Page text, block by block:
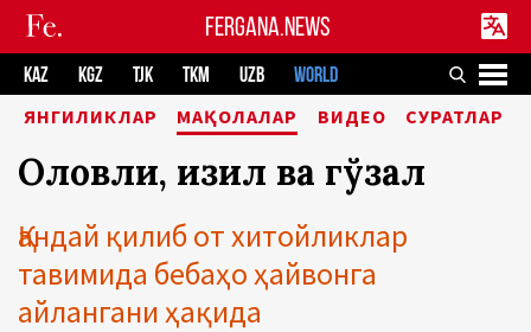
FERGANA.NEWS
KAZ KGZ TJK TKM UZB WORLD
ЯНГИЛИКЛАР МАҚОЛАЛАР ВИДЕО СУРАТЛАР
Оловли, қизил ва гўзал
Қандай қилиб от хитойликлар
тавимида бебаҳо ҳайвонга
айлангани ҳақида